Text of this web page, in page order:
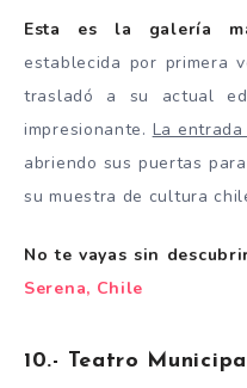
Esta es la galería
establecida por primera
trasladó a su actual
impresionante. La
abriendo sus puertas
su muestra de cultura
No te vayas sin
Serena, Chile
10.- Teatro